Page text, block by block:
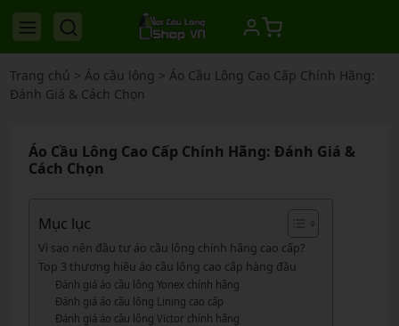
Trang chủ > Áo cầu lông > Áo Cầu Lông Cao Cấp Chính Hãng:
Đánh Giá & Cách Chọn
Áo Cầu Lông Cao Cấp Chính Hãng: Đánh Giá &
Cách Chọn
Mục lục
Vì sao nên đầu tư áo cầu lông chính hãng cao cấp?
Top 3 thương hiệu áo cầu lông cao cấp hàng đầu
Đánh giá áo cầu lông Yonex chính hãng
Đánh giá áo cầu lông Lining cao cấp
Đánh giá áo cầu lông Victor chính hãng